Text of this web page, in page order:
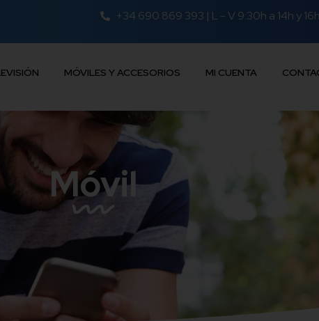
+34 690 869 393 | L - V 9:30h a 14h y
MÓVILES Y ACCESORIOS MI CUENTA
Móvil